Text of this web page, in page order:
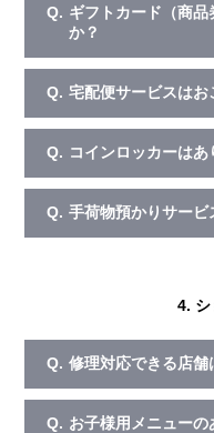
Q. ギフトカード（商
か？
Q. 宅配便サービスはお
Q. コインロッカーはあ
Q. 手荷物預かりサービ
4. シ
Q. 修理対応できる店舗
Q. お子様用メニューの